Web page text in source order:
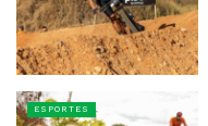
ESPORTES